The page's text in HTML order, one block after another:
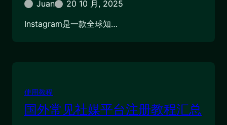
Juan
20 10 月, 2025
Instagram是一款全球知…
使用教程
国外常见社媒平台注册教程汇总